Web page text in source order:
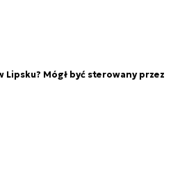
Lipsku? Mógł być sterowany przez